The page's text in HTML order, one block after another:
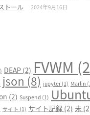
トール 2024年9月16日
DEAP (2) FVWM
json (8) jupyter (1) Marlin
(2) Suspend (1)
サイト (1) サイト記録 (2) 未